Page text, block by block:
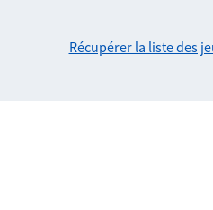
Récupérer la liste des